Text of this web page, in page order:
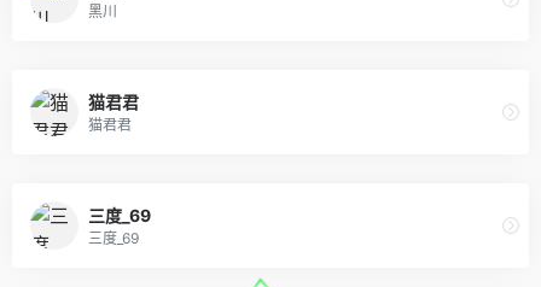
黑川
猫君君
猫君君
三度_69
三度_69